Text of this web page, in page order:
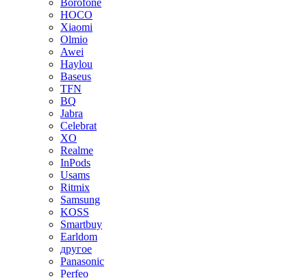
Borofone
HOCO
Xiaomi
Olmio
Awei
Haylou
Baseus
TFN
BQ
Jabra
Celebrat
XO
Realme
InPods
Usams
Ritmix
Samsung
KOSS
Smartbuy
Earldom
другое
Panasonic
Perfeo